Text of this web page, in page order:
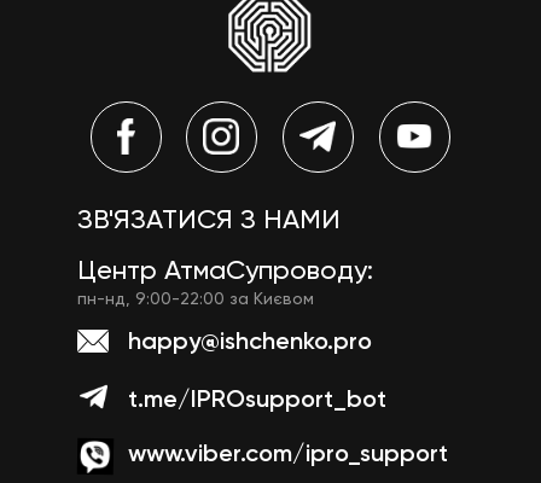
ЗВ'ЯЗАТИСЯ З НАМИ
happy@ishchenko.pro
t.me/IPROsupport_bot
пн-нд, 9:00-22:00 за Києвом
www.viber.com/ipro_support
Центр АтмаСупроводу: